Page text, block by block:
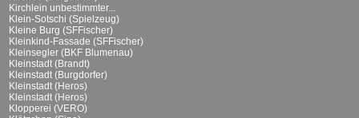
Kirchlein unbestimmter...
Klein-Sotschi (Spielzeug)
Kleine Burg (SFFischer)
Kleinkind-Fassade (SFFischer)
Kleinsegler (BKF Blumenau)
Kleinstadt (Brandt)
Kleinstadt (Burgdorfer)
Kleinstadt (Heros)
Kleinstadt (Heros)
Klopperei (VERO)